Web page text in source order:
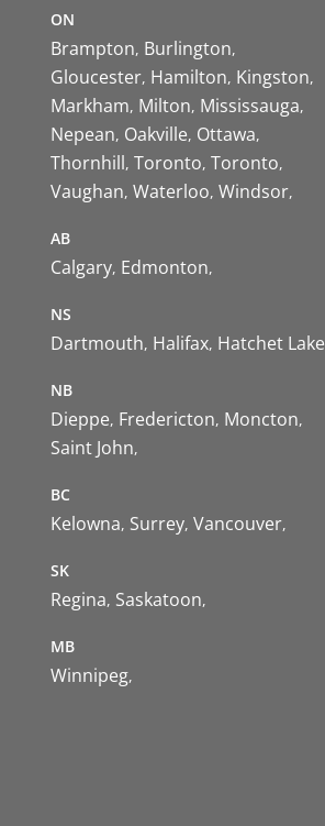
ON
Brampton Burlington
Gloucester Hamilton Kingston
Markham Milton Mississauga
Nepean Oakville Ottawa
Thornhill Toronto Toronto
Vaughan Waterloo Windsor
AB
Calgary Edmonton
NS
Dartmouth Halifax Hatchet Lake
NB
Dieppe Fredericton Moncton
Saint John
BC
Kelowna Surrey Vancouver
SK
Regina Saskatoon
MB
Winnipeg